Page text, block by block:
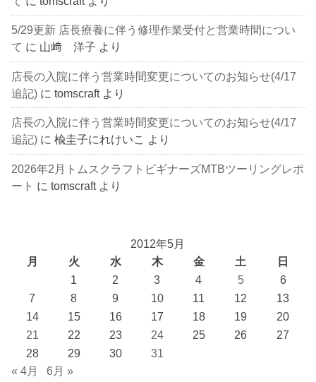
5/29更新 店長療養に伴う修理作業受付と営業時間につい
て に 山﨑 洋子 より
店長の入院に伴う営業時間変更についてのお知らせ(4/17
追記) にtomscraftより
店長の入院に伴う営業時間変更についてのお知らせ(4/17
追記) に楡圭子にれけいこ より
2026年2月トムスクラフトビギナーズMTBツーリングレポ
ート にtomscraftより
2012年5月
月
火 水 木 金 土
日
1
2 3 4 5
6
7
8 9 10 11 12
13
14
15 16 17 18 19
20
21
22 23 24 25 26
27
28
29 30
31
« 4月
6月 »